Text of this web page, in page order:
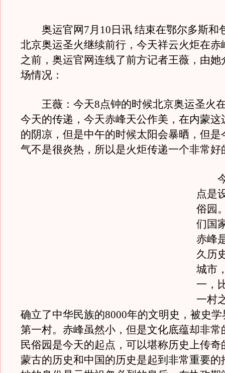
奥运官网7月10日讯 结束在鄂尔多斯和
北京奥运圣火继续前行，今天祥云火炬在赤
之前，奥运官网连线了前方记者王薇，由她
场情况：
王薇：今天8点钟的时候北京奥运圣火
今天的传递，今天赤峰天公作美，在内蒙这
的阴凉，但是中午的时候太阳会暴晒，但是
气不是很炎热，所以是火炬传递一个非常好
今
点是
俗园
们国
赤峰
久历
城市
一，
一村
确立了中华民族的8000年的文明史，被史
第一村。赤峰虽然小，但是文化底蕴却非常
民俗园是今天的起点，可以堪称历史上传奇
蒙古的历史和中国的历史是起到非常重要的